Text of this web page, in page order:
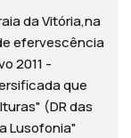
da Vitória,na
efervescência
2011 -
que
(DR das
Lusofonia"